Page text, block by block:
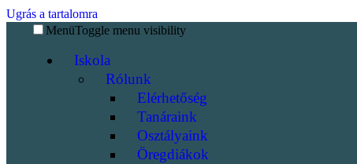
Ugrás a tartalomra
MenüToggle menu visibility
Iskola
Rólunk
Elérhetőség
Tanáraink
Osztályaink
Öregdiákok